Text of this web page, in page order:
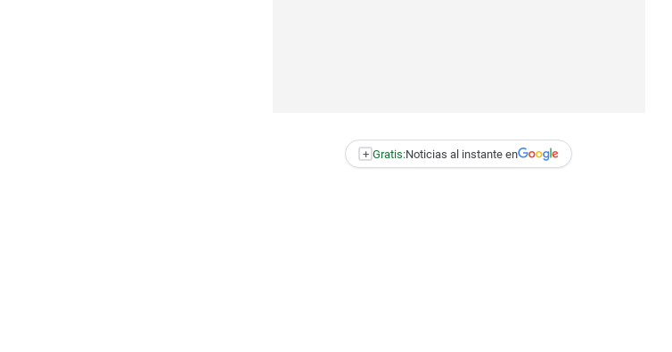
+ Gratis:Noticias al instante en